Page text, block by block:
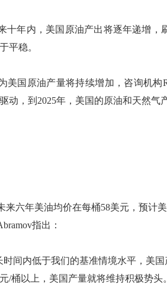
年内，美国原油产出将逐年递增，
平稳。
原油产量将持续增加，咨询机构
动，到2025年，美国的原油和天然气
六年美油均价在每桶58美元，预计美
指出：
内低于我们的基准情境水平，美国
/桶以上，美国产量就将维持积极势头